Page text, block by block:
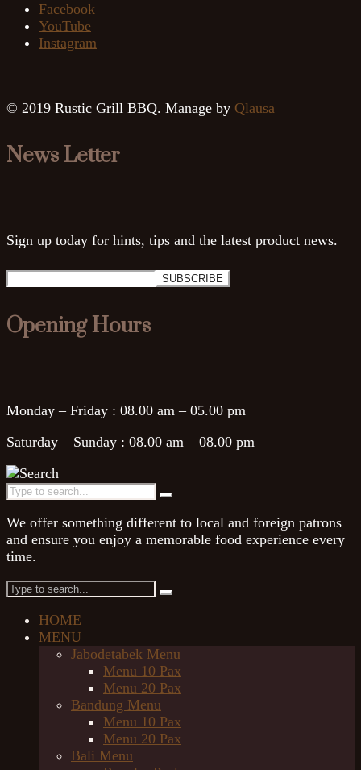
Facebook
YouTube
Instagram
© 2019 Rustic Grill BBQ. Manage by Qlausa
News Letter
Sign up today for hints, tips and the latest product news.
Opening Hours
Monday – Friday : 08.00 am – 05.00 pm
Saturday – Sunday : 08.00 am – 08.00 pm
We offer something different to local and foreign patrons
and ensure you enjoy a memorable food experience every
time.
HOME
MENU
Jabodetabek Menu
Menu 10 Pax
Menu 20 Pax
Bandung Menu
Menu 10 Pax
Menu 20 Pax
Bali Menu